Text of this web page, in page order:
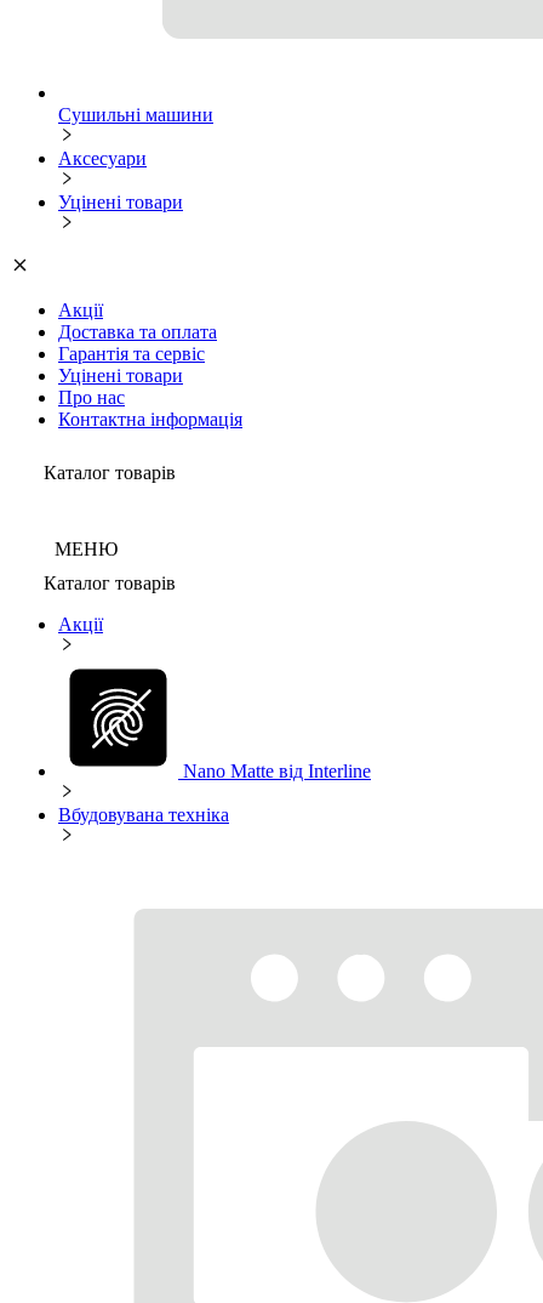
Сушильні машини
Аксесуари
Уцінені товари
Акції
Доставка та оплата
Гарантія та сервіс
Уцінені товари
Про нас
Контактна інформація
Каталог товарів
МЕНЮ
Каталог товарів
Акції
Nano Matte від Interline
Вбудовувана техніка